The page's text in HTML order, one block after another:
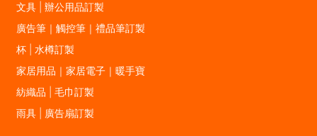
文具 | 辦公用品訂製
廣告筆｜觸控筆｜禮品筆訂製
杯 | 水樽訂製
家居用品｜家居電子｜暖手寶
紡織品 | 毛巾訂製
雨具 | 廣告扇訂製